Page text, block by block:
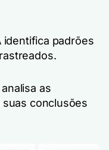
identifica padrões
as
conclusões